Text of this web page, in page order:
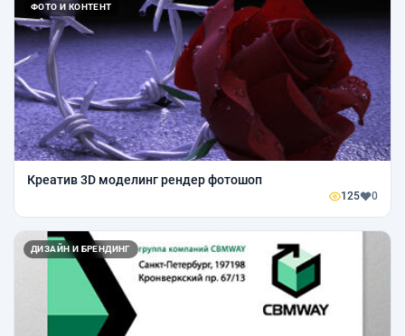
ФОТО И КОНТЕНТ
Креатив 3D моделинг рендер фотошоп
125 0
ДИЗАЙН И БРЕНДИНГ